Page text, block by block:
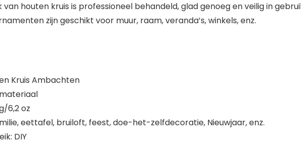
houten kruis is professioneel behandeld, glad genoeg en veilig in
zijn geschikt voor muur, raam, veranda’s, winkels, enz.
Kruis Ambachten
6,2 oz
eettafel, bruiloft, feest, doe-het-zelfdecoratie, Nieuwjaar, enz.
DIY